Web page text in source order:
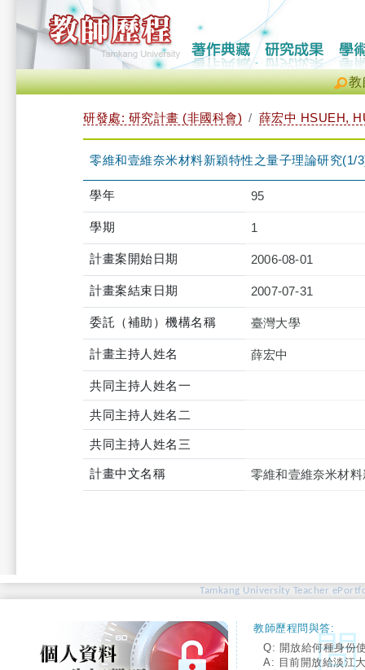
教
研發處: 研究計畫 (非國科會) 薛宏中 HSUEH,
零維和壹維奈米材料新穎特性之量子理論研究(1/
學年 95
學期 1
計畫案開始日期 2006-08-01
計畫案結束日期 2007-07-31
委託（補助）機構名稱 臺灣大學
計畫主持人姓名 薛宏中
共同主持人姓名一
共同主持人姓名二
共同主持人姓名三
計畫中文名稱 零維和壹維奈米材
Tamkang University Teacher
教師歷程問與答:
Q: 開放給何種身份
A: 目前開放給淡江